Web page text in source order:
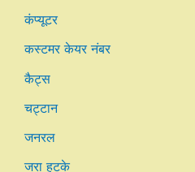
कंप्यूटर
कस्टमर केयर नंबर
कैट्स
चट्टान
जनरल
जरा हटके